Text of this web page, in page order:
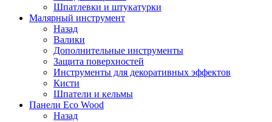
Шпатлевки и штукатурки
Малярный инструмент
Назад
Валики
Дополнительные инструменты
Защита поверхностей
Инструменты для декоративных эффектов
Кисти
Шпатели и кельмы
Панели Eco Wood
Назад